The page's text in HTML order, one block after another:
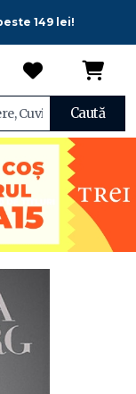
149 lei!
Caută